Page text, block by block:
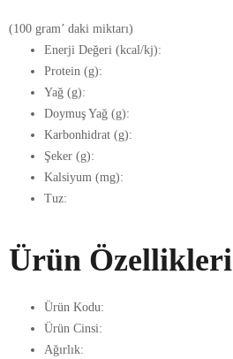
(100 gram’ daki miktarı)
Enerji Değeri (kcal/kj):
Protein (g):
Yağ (g):
Doymuş Yağ (g):
Karbonhidrat (g):
Şeker (g):
Kalsiyum (mg):
Tuz:
Ürün Özellikleri
Ürün Kodu:
Ürün Cinsi:
Ağırlık: